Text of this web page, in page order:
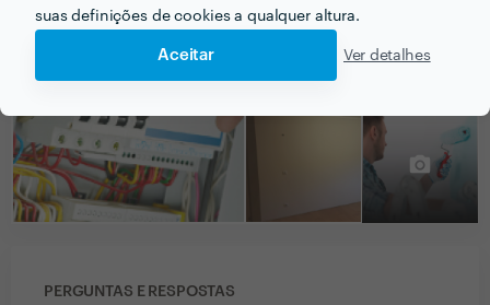
suas definições de cookies a qualquer altura.
Aceitar Ver detalhes
PERGUNTAS E RESPOSTAS